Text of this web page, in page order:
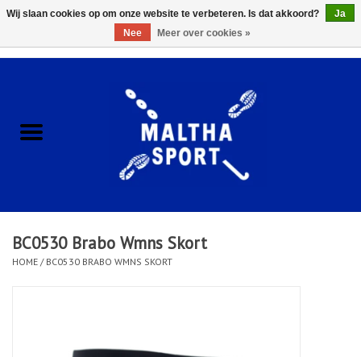
ACCESSOIRES/HARDWARE
KLEDING
CLUBSHOPS
Afspraak Loop Analyse
BC0530 Brabo Wmns Skort
HOME / BC0530 BRABO WMNS SKORT
Wij slaan cookies op om onze website te verbeteren. Is dat akkoord?
Ja
Nee
Meer over cookies »